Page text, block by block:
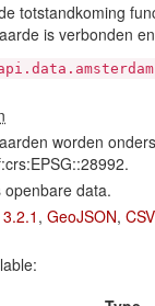
totstandkoming
is verbonden
worden
openbare data.
, GeoJSON, CSV